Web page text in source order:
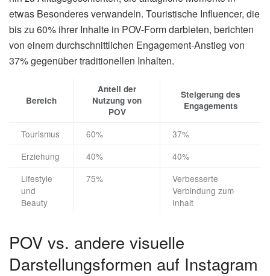
etwas Besonderes verwandeln. Touristische Influencer, die
bis zu 60% ihrer Inhalte in POV-Form darbieten, berichten
von einem durchschnittlichen Engagement-Anstieg von
37% gegenüber traditionellen Inhalten.
Bereich
Anteil der
Nutzung von
POV
Steigerung des
Engagements
Tourismus 60%
37%
Erziehung
40%
40%
Lifestyle
und
Beauty
75%
Verbesserte
Verbindung zum
Inhalt
POV vs. andere visuelle
Darstellungsformen auf Instagram